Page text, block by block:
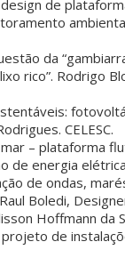
de
da
rico”. Rodrigo
CELESC.
– plataforma
de energia
de ondas,
Boledi,
Hoffmann da
de